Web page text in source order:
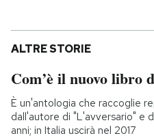
ALTRE STORIE
Com’è il nuovo libro
È un'antologia che raccoglie
dall'autore di "L'avversario" e
anni; in Italia uscirà nel 2017